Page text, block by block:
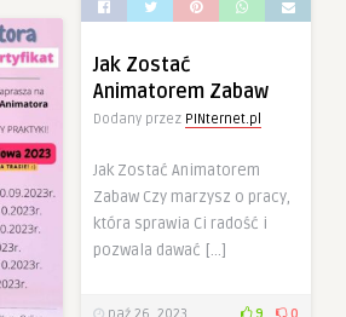
Jak Zostać
Animatorem Zabaw
Dodany przez PINternet.pl
Jak Zostać Animatorem
Zabaw Czy marzysz o pracy,
która sprawia Ci radość i
pozwala dawać […]